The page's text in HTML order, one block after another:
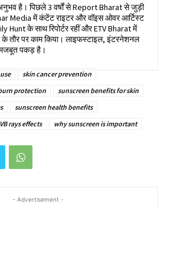
अनुभव है। पिछले 3 वर्षों से Report Bharat से जुड़ी
Media में कंटेंट राइटर और वॉइस ओवर आर्टिस्ट
Hunt के साथ रिपोर्टर रहीं और ETV Bharat में
तौर पर काम किया। लाइफस्टाइल, इंटरनेशनल
पकड़ है।
skin cancer prevention
protection
sunscreen benefits for skin
sunscreen health benefits
rays effects why sunscreen is important
- Advertisement -